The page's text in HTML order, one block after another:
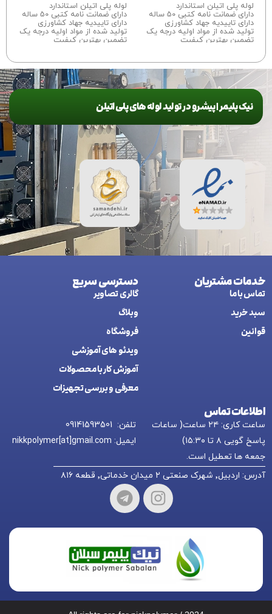
لوله پلی اتیلن استاندارد
دارای ضمانت نامه کتبی 50 ساله
دارای تاییدیه جهاد کشاورزی
تولید شده از مواد اولیه درجه یک
تضمین بهترین کیفیت
لوله پلی اتیلن استاندارد
دارای ضمانت نامه کتبی 50 ساله
دارای تاییدیه جهاد کشاورزی
تولید شده از مواد اولیه درجه یک
تضمین بهترین کیفیت
نیک پلیمر | پیشرو در تولید لوله های پلی اتیلن
خدمات مشتریان
تماس با ما
سبد خرید
قوانین
دسترسی سریع
گالری تصاویر
وبلاگ
فروشگاه
ويدئو های آموزشی
آموزش کار با محصولات
معرفی و بررسی تجهیزات
اطلاعات تماس
ساعت کاری: ۲۴ ساعت( ساعات
پاسخ گویی ۸ تا ۱۵:۳۰)
جمعه ها تعطیل است.
تلفن: 09141593501
ایمیل: nikkpolymer[at]gmail.com
آدرس: اردبیل٬ شهرک صنعتی ۲ میدان خدماتی٬ قطعه ۸۱۶